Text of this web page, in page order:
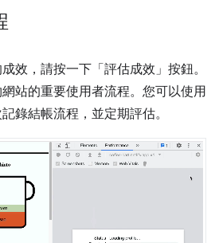
效，請按一下「評估成效」 按鈕。
站的重要使用者流程。您可以使用
錄結帳流程，並定期評估。